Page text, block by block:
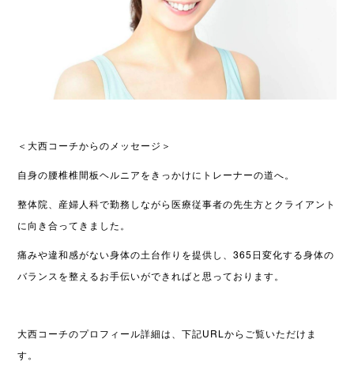
＜大西コーチからのメッセージ＞
自身の腰椎椎間板ヘルニアをきっかけにトレーナーの道へ。
整体院、産婦人科で勤務しながら医療従事者の先生方とクライアント
に向き合ってきました。
痛みや違和感がない身体の土台作りを提供し、365日変化する身体の
バランスを整えるお手伝いができればと思っております。
大西コーチのプロフィール詳細は、下記URLからご覧いただけま
す。